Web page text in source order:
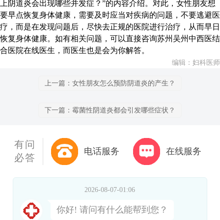
上阴道炎会出现哪些并发症？”的内容介绍。对此，女性朋友想
要早点恢复身体健康，需要及时应当对疾病的问题，不要逃避医
疗，而是在发现问题后，尽快去正规的医院进行治疗，从而早日
恢复身体健康。如有相关问题，可以直接咨询苏州吴州中西医结
合医院在线医生，而医生也是会为你解答。
编辑：妇科医师
上一篇：女性朋友怎么预防阴道炎的产生？
下一篇：霉菌性阴道炎都会引发哪些症状？
有问
必答
电话服务 在线服务
2026-08-07-01:06
你好! 请问有什么能帮到您？